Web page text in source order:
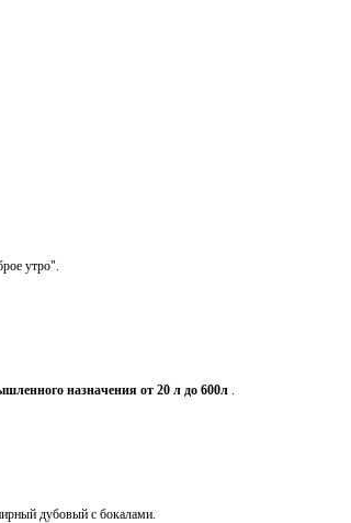
утро".
назначения от 20 л до 600л .
дубовый с бокалами.